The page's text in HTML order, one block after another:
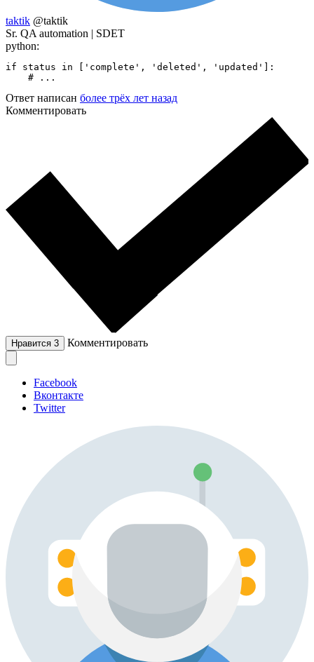
taktik @taktik
Sr. QA automation | SDET
python:
if status in ['complete', 'deleted', 'updated']:
    # ...
Ответ написан более трёх лет назад
Комментировать
Нравится 3 Комментировать
Facebook
Вконтакте
Twitter